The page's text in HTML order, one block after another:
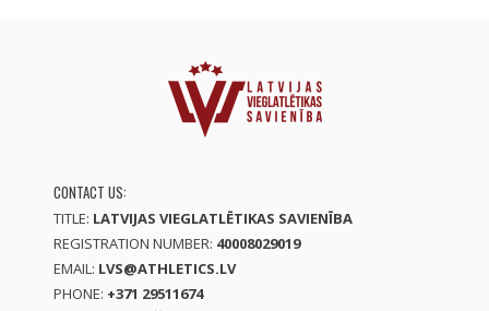
CONTACT US:
TITLE: LATVIJAS VIEGLATLĒTIKAS SAVIENĪBA
REGISTRATION NUMBER: 40008029019
EMAIL: LVS@ATHLETICS.LV
PHONE: +371 29511674